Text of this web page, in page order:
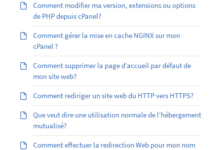
Comment modifier ma version, extensions ou options
de PHP depuis cPanel?
Comment gérer la mise en cache NGINX sur mon
cPanel ?
Comment supprimer la page d’accueil par défaut de
mon site web?
Comment rediriger un site web du HTTP vers HTTPS?
Que veut dire une utilisation normale de l’hébergement
mutualisé?
Comment effectuer la redirection Web pour mon nom